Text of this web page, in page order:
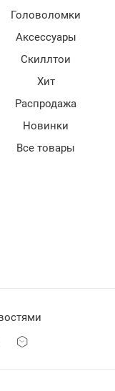
Головоломки
Аксессуары
Скиллтои
Хит
Распродажа
Новинки
Все товары